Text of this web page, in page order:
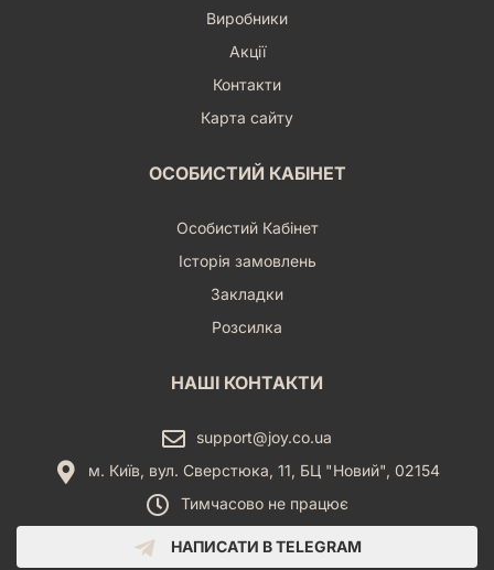
Виробники
Акції
Контакти
Карта сайту
ОСОБИСТИЙ КАБІНЕТ
Особистий Кабінет
Історія замовлень
Закладки
Розсилка
НАШІ КОНТАКТИ
support@joy.co.ua
м. Київ, вул. Сверстюка, 11, БЦ "Новий", 02154
Тимчасово не працює
НАПИСАТИ В TELEGRAM